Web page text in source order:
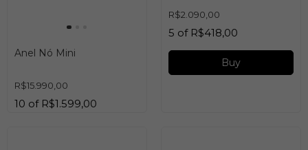
Anel Nó Mini
R$15.990,00
10 of R$1.599,00
R$2.090,00
5 of R$418,00
Buy